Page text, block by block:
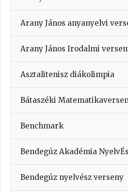
Arany János anyanyelvi
Arany János Irodalmi
Asztalitenisz diákolimpia
Bátaszéki
Benchmark
Bendegúz Akadémia
Bendegúz nyelvész verseny